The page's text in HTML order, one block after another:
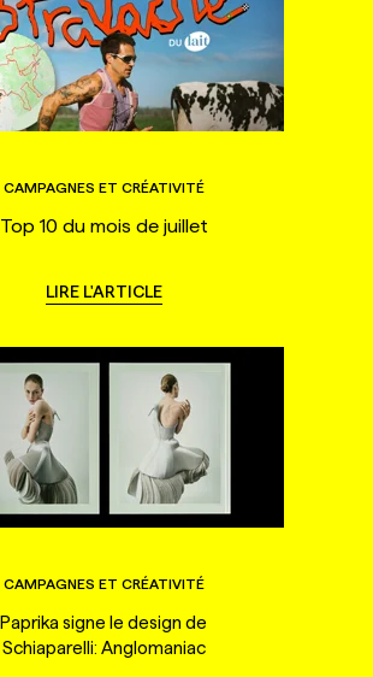
CAMPAGNES ET CRÉATIVITÉ
Top 10 du mois de juillet
LIRE L'ARTICLE
CAMPAGNES ET CRÉATIVITÉ
Paprika signe le design de
Schiaparelli: Anglomaniac